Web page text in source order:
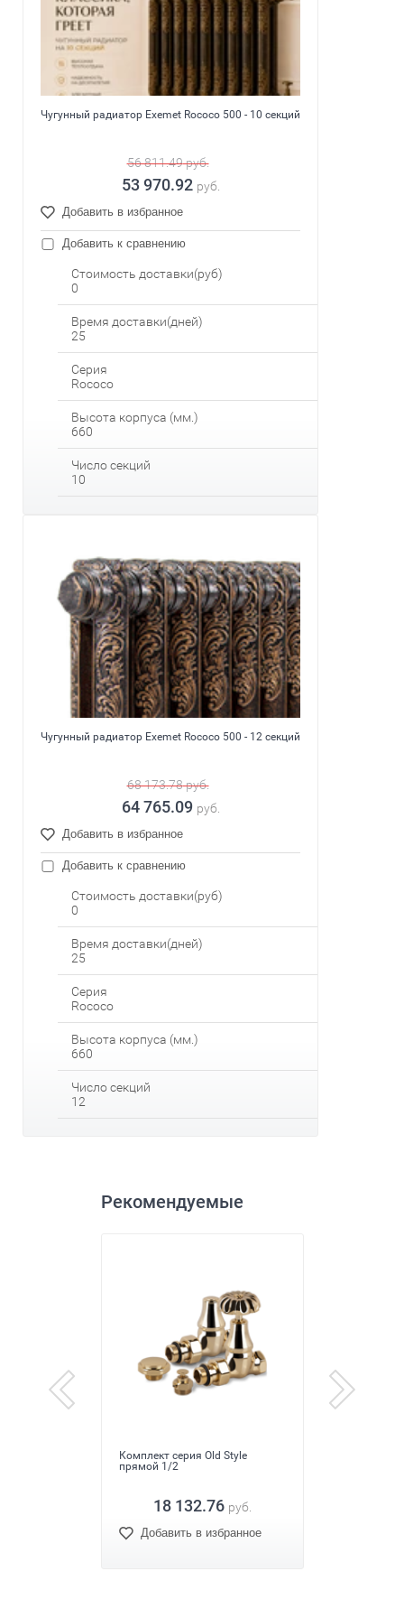
Чугунный радиатор Exemet Rococo 500 - 10 секций
56 811.49руб.
53 970.92 руб.
Добавить в избранное
Добавить к сравнению
Стоимость доставки(руб)
0
Время доставки(дней)
25
Серия
Rococo
Высота корпуса (мм.)
660
Число секций
10
Чугунный радиатор Exemet Rococo 500 - 12 секций
68 173.78руб.
64 765.09 руб.
Добавить в избранное
Добавить к сравнению
Стоимость доставки(руб)
0
Время доставки(дней)
25
Серия
Rococo
Высота корпуса (мм.)
660
Число секций
12
Рекомендуемые
Комплект серия Old Style
прямой 1/2
18 132.76 руб.
Добавить в избранное